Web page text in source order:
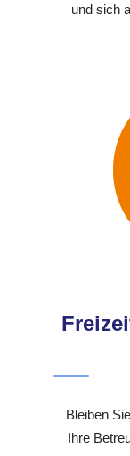
und sich
Bleiben
Ihre